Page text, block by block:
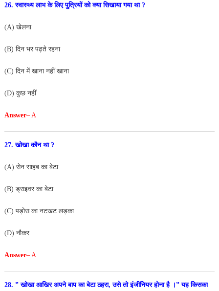
26. स्वास्थ्य लाभ के लिए पुत्रियों को क्या सिखाया गया था ?
(A) खेलना
(B) दिन भर पढ़ते रहना
(C) दिन में खाना नहीं खाना
(D) कुछ नहीं
Answer– A
27. खोखा कौन था ?
(A) सेन साहब का बेटा
(B) ड्राइवर का बेटा
(C) पड़ोस का नटखट लड़का
(D) नौकर
Answer– A
28. ” खोखा आखिर अपने बाप का बेटा ठहरा, उसे तो इंजीनियरहोना है ।” यह किसका